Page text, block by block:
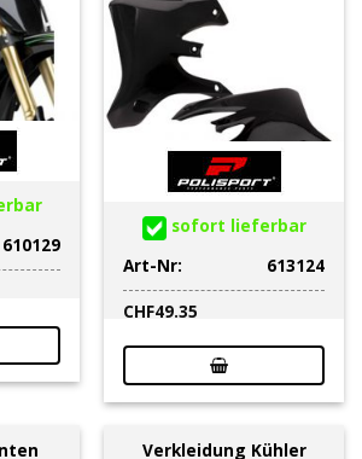
610129
sofort lieferbar
Art-Nr:
613124
CHF49.35
Verkleidung Kühler